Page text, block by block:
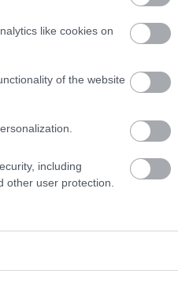
like cookies on
of the website
including
other user protection.
egyaránt
belőle, sőt,
azokat az